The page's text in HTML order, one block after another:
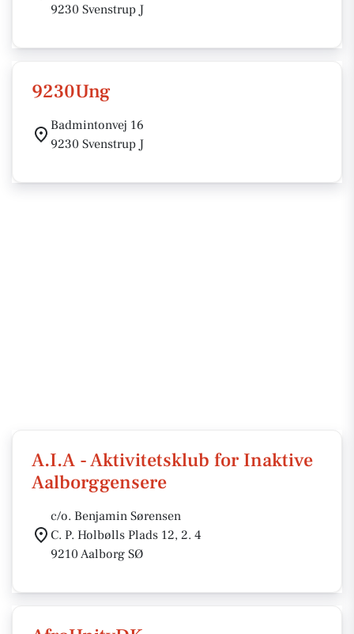
9230 Svenstrup J
9230Ung
Badmintonvej 16
9230 Svenstrup J
A.I.A - Aktivitetsklub for Inaktive
Aalborggensere
c/o. Benjamin Sørensen
C. P. Holbølls Plads 12, 2. 4
9210 Aalborg SØ